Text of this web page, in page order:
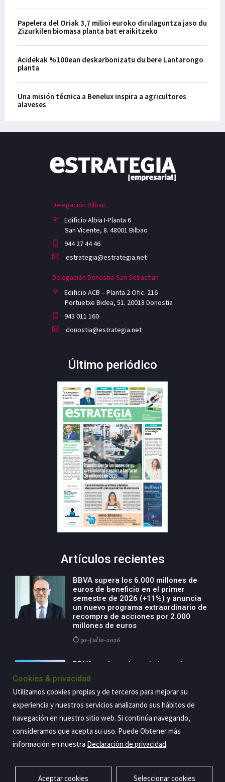
Papelera del Oriak 3,7 milioi euroko dirulaguntza jaso du
Zizurkilen biomasa planta bat eraikitzeko
Acidekak %100ean deskarbonizatu du bere Lantarongo
planta
Una misión técnica a Benelux inspira a agricultores
alaveses
Delegación Bilbao
Edificio Albia I-Planta 6
San Vicente, 8. 48001 Bilbao
944 27 44 46
estrategia@estrategia.net
Delegación Donostia-San Sebastian
Edificio ACB – Planta 2 Ofic. 216
Portuetxe Bidea, 51. 20018 Donostia
943 011 160
donostia@estrategia.net
Último periódico
Artículos recientes
BBVA supera los 6.000 millones de
euros de beneficio en el primer
semestre de 2026 (+11%) y anuncia
un nuevo programa extraordinario de
recompra de acciones por 2.000
millones de euros
30-Julio-2026
BBVA acelera el crecimiento de su
negocio agro con un modelo global
de especialización presente en siete
países
29-Julio-2026
Copyright@2026 Estrategia Empresarial
Cookies & privacidad
Utilizamos cookies propias y de terceros para mejorar su
experiencia y nuestros servicios analizando sus hábitos de
navegación en nuestro sitio web. Si continúa navegando,
consideramos que acepta su uso. Puede Obtener más
información en nuestra Declaración de privacidad.
Aceptar cookies Seleccionar cookies